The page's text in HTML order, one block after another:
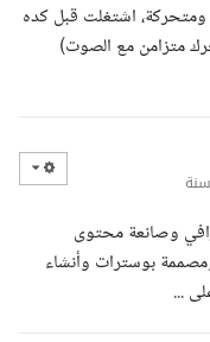
اشتغلت قبل كده
متزامن مع الصوت)
وصانعة محتوى
بوسترات وأنشاء
...